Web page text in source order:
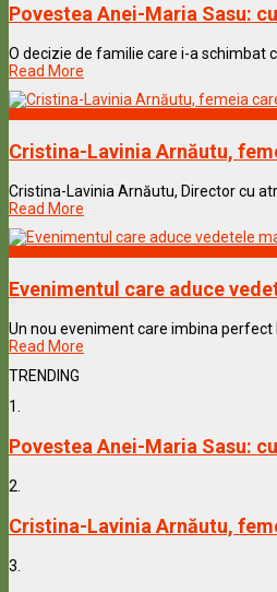
Povestea Anei-Maria Sasu:
O decizie de familie care i-a schimbat
Read More
Cristina-Lavinia Arnăutu,
Cristina-Lavinia Arnăutu, Director cu
Read More
Evenimentul care aduce
Un nou eveniment care imbina
Read More
TRENDING
1.
Povestea Anei-Maria Sasu:
2.
Cristina-Lavinia Arnăutu,
3.